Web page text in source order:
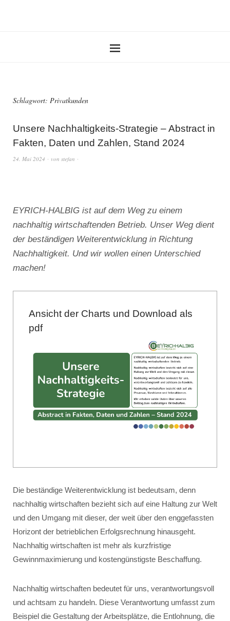
Schlagwort: Privatkunden
Unsere Nachhaltigkeits-Strategie – Abstract in
Fakten, Daten und Zahlen, Stand 2024
24. Mai 2024 von stefan
EYRICH-HALBIG ist auf dem Weg zu einem
nachhaltig wirtschaftenden Betrieb. Unser Weg dient
der beständigen Weiterentwicklung in Richtung
Nachhaltigkeit. Und wir wollen einen Unterschied
machen!
Ansicht der Charts und Download als
pdf
Die beständige Weiterentwicklung ist bedeutsam, denn
nachhaltig wirtschaften bezieht sich auf eine Haltung zur Welt
und den Umgang mit dieser, der weit über den enggefassten
Horizont der betrieblichen Erfolgsrechnung hinausgeht.
Nachhaltig wirtschaften ist mehr als kurzfristige
Gewinnmaximierung und kostengünstigste Beschaffung.
Nachhaltig wirtschaften bedeutet für uns, verantwortungsvoll
und achtsam zu handeln. Diese Verantwortung umfasst zum
Beispiel die Gestaltung der Arbeitsplätze, die Entlohnung, die